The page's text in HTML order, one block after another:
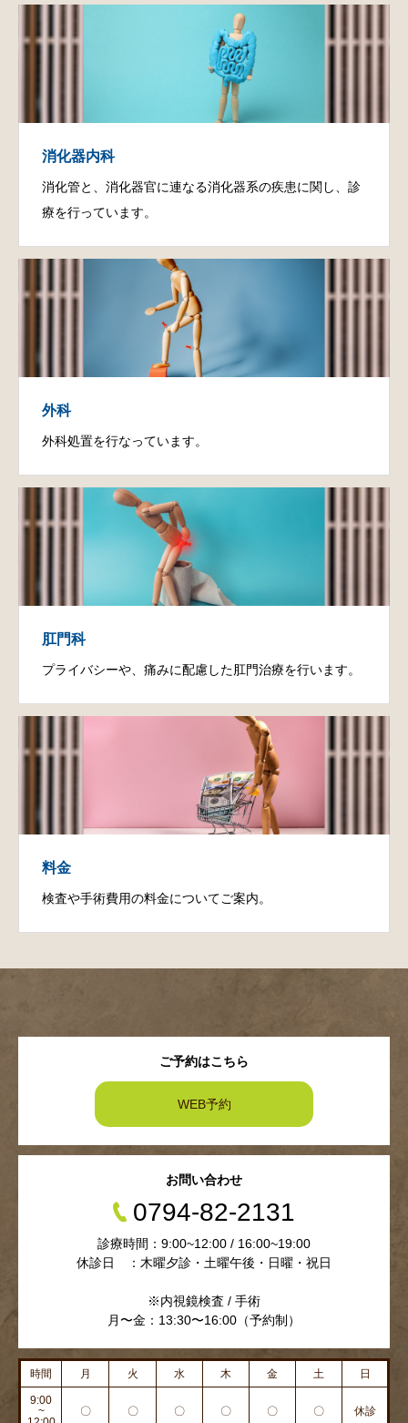
消化器内科
消化管と、消化器官に連なる消化器系の疾患に関し、診
療を行っています。
外科
外科処置を行なっています。
肛門科
プライバシーや、痛みに配慮した肛門治療を行います。
料金
検査や手術費用の料金についてご案内。
ご予約はこちら
WEB予約
お問い合わせ
0794-82-2131
診療時間：9:00~12:00 / 16:00~19:00
休診日 ：木曜夕診・土曜午後・日曜・祝日
※内視鏡検査 / 手術
月〜金：13:30〜16:00（予約制）
時間 月 火 水 木 金 土 日
9:00
~
〇 〇 〇 〇 〇 〇 休診